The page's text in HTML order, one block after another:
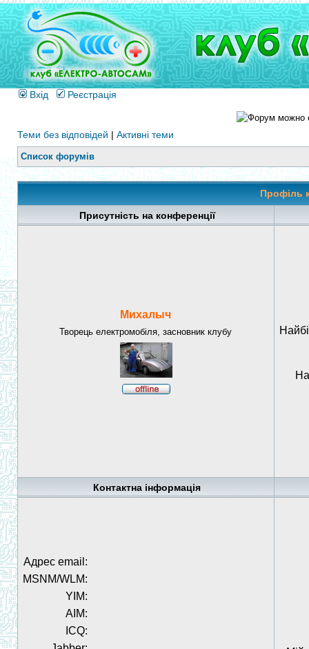
Вхід Реєстрація
Теми без відповідей | Активні теми
Список форумів
Профіль
Присутність на конференції
Михалыч
Творець електромобіля, засновник клубу
Контактна інформація
Адрес email:
MSNM/WLM:
YIM:
AIM:
ICQ: